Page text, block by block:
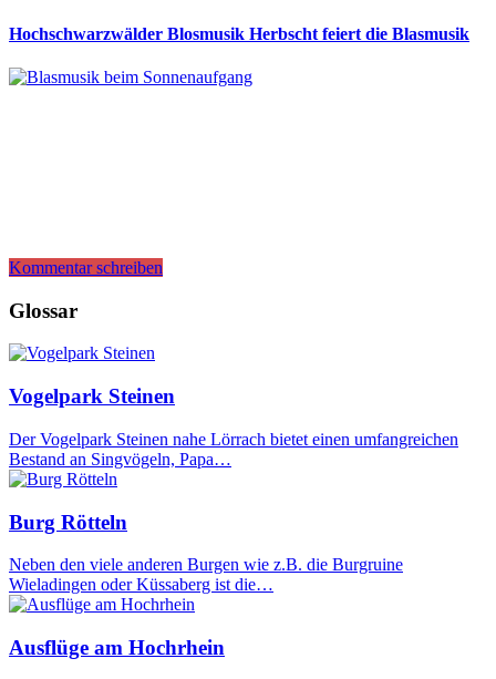
Hochschwarzwälder Blosmusik Herbscht feiert die Blasmusik
Kommentar schreiben
Glossar
Vogelpark Steinen
Der Vogelpark Steinen nahe Lörrach bietet einen umfangreichen
Bestand an Singvögeln, Papa…
Burg Rötteln
Neben den viele anderen Burgen wie z.B. die Burgruine
Wieladingen oder Küssaberg ist die…
Ausflüge am Hochrhein